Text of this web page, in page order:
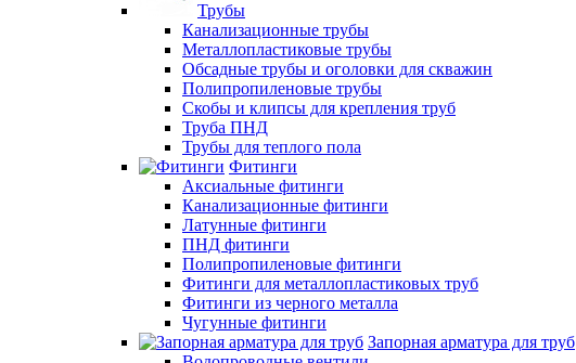
Трубы
Канализационные трубы
Металлопластиковые трубы
Обсадные трубы и оголовки для скважин
Полипропиленовые трубы
Скобы и клипсы для крепления труб
Труба ПНД
Трубы для теплого пола
Фитинги
Аксиальные фитинги
Канализационные фитинги
Латунные фитинги
ПНД фитинги
Полипропиленовые фитинги
Фитинги для металлопластиковых труб
Фитинги из черного металла
Чугунные фитинги
Запорная арматура для труб